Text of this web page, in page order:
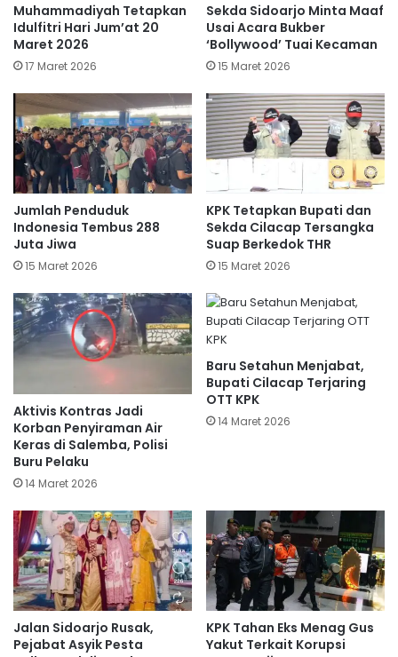
Muhammadiyah Tetapkan
Idulfitri Hari Jum’at 20
Maret 2026
17 Maret 2026
Sekda Sidoarjo Minta Maaf
Usai Acara Bukber
‘Bollywood’ Tuai Kecaman
15 Maret 2026
Jumlah Penduduk
Indonesia Tembus 288
Juta Jiwa
15 Maret 2026
KPK Tetapkan Bupati dan
Sekda Cilacap Tersangka
Suap Berkedok THR
15 Maret 2026
Aktivis Kontras Jadi
Korban Penyiraman Air
Keras di Salemba, Polisi
Buru Pelaku
14 Maret 2026
Baru Setahun Menjabat,
Bupati Cilacap Terjaring
OTT KPK
14 Maret 2026
Jalan Sidoarjo Rusak,
Pejabat Asyik Pesta
KPK Tahan Eks Menag Gus
Yakut Terkait Korupsi